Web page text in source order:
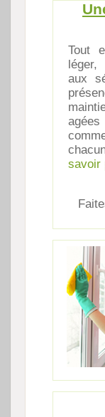
Tout
léger,
aux
savoir